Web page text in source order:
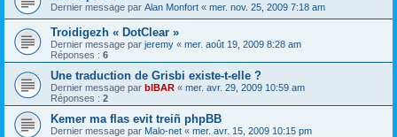
Dernier message par Alan Monfort « mer. nov. 25, 2009 7:18 am
Troidigezh « DotClear »
Dernier message par jeremy « mer. août 19, 2009 8:28 am
Réponses : 6
Une traduction de Grisbi existe-t-elle ?
Dernier message par bIBAR « mer. avr. 29, 2009 10:59 am
Réponses : 2
Kemer ma flas evit treiñ phpBB
Dernier message par Malo-net « mer. avr. 15, 2009 10:15 pm